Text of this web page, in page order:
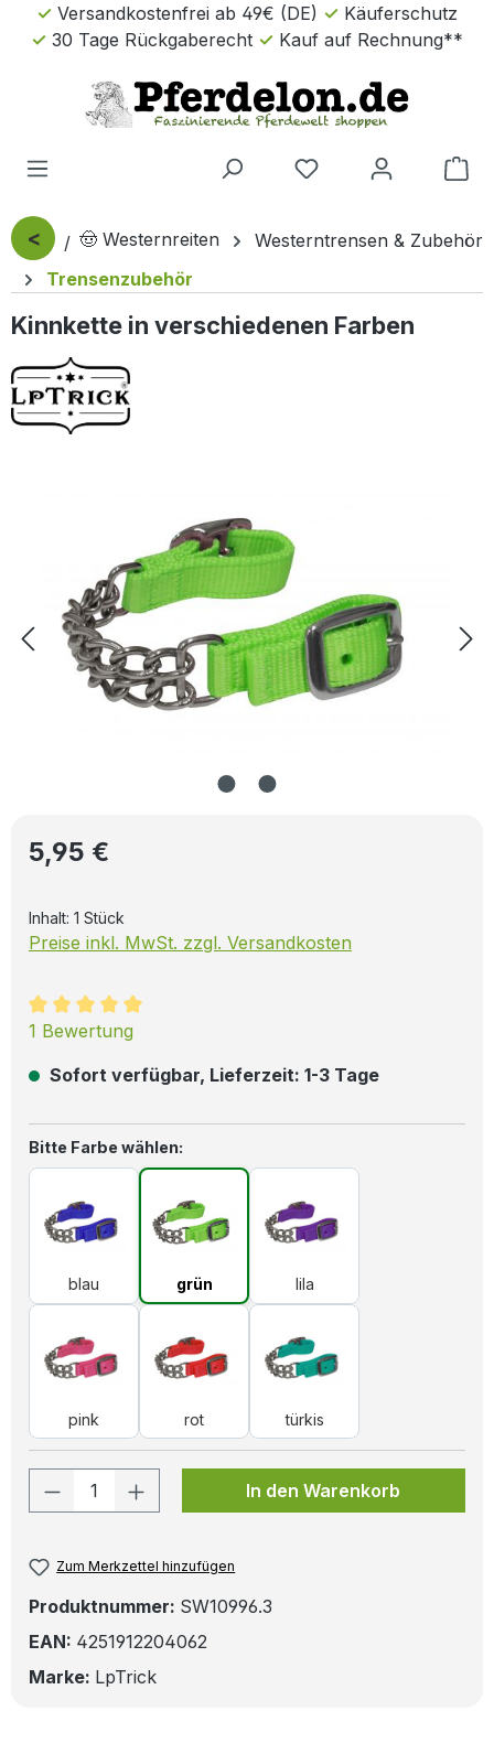
Zum Hauptinhalt springen
Versandkostenfrei ab 49€ (DE)
Käuferschutz
30 Tage Rückgaberecht
Kauf auf Rechnung**
< 🤠 Westernreiten
Westerntrensen & Zubehör
Trensenzubehör
Kinnkette in verschiedenen Farben
Regulärer Preis:
5,95 €
Inhalt: 1 Stück
Preise inkl. MwSt. zzgl. Versandkosten
Durchschnittliche Bewertung von 5 von 5 Sternen
1 Bewertung
Sofort verfügbar, Lieferzeit: 1-3 Tage
Bitte Farbe wählen:
blau
blau
grün
grün
lila
lila
pink
pink
rot
rot
türkis
türkis
Produkt Anzahl: Gib den
In den Warenkorb
Zum Merkzettel hinzufügen
Produktnummer: SW10996.3
EAN: 4251912204062
Marke: LpTrick